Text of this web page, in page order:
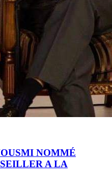
NOMMÉ
A LA